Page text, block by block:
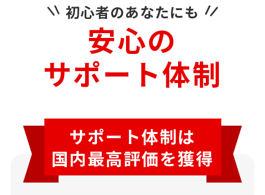
初心者のあなたにも
安心の
サポート体制
サポート体制は
国内最高評価を獲得